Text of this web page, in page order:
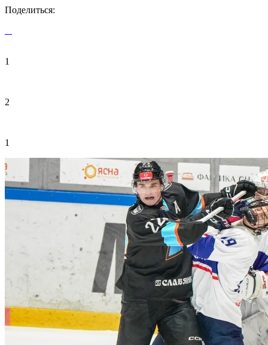
Поделиться:
1
2
1